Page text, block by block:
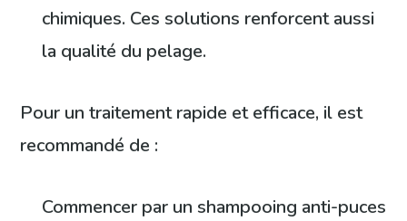
chimiques. Ces solutions renforcent aussi
la qualité du pelage.
Pour un traitement rapide et efficace, il est
recommandé de :
Commencer par un shampooing anti-puces